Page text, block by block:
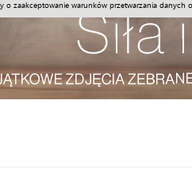
o zaakceptowanie warunków przetwarzania